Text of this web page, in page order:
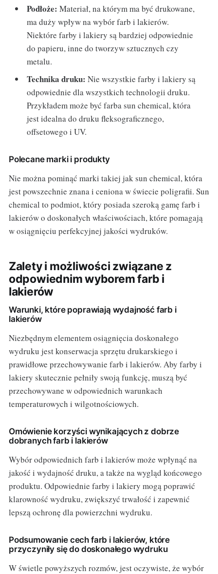
Podłoże: Materiał, na którym ma być drukowane,
ma duży wpływ na wybór farb i lakierów.
Niektóre farby i lakiery są bardziej odpowiednie
do papieru, inne do tworzyw sztucznych czy
metalu.
Technika druku: Nie wszystkie farby i lakiery są
odpowiednie dla wszystkich technologii druku.
Przykładem może być farba sun chemical, która
jest idealna do druku fleksograficznego,
offsetowego i UV.
Polecane marki i produkty
Nie można pominąć marki takiej jak sun chemical, która
jest powszechnie znana i ceniona w świecie poligrafii. Sun
chemical to podmiot, który posiada szeroką gamę farb i
lakierów o doskonałych właściwościach, które pomagają
w osiągnięciu perfekcyjnej jakości wydruków.
Zalety i możliwości związane z
odpowiednim wyborem farb i
lakierów
Warunki, które poprawiają wydajność farb i
lakierów
Niezbędnym elementem osiągnięcia doskonałego
wydruku jest konserwacja sprzętu drukarskiego i
prawidłowe przechowywanie farb i lakierów. Aby farby i
lakiery skutecznie pełniły swoją funkcję, muszą być
przechowywane w odpowiednich warunkach
temperaturowych i wilgotnościowych.
Omówienie korzyści wynikających z dobrze
dobranych farb i lakierów
Wybór odpowiednich farb i lakierów może wpłynąć na
jakość i wydajność druku, a także na wygląd końcowego
produktu. Odpowiednie farby i lakiery mogą poprawić
klarowność wydruku, zwiększyć trwałość i zapewnić
lepszą ochronę dla powierzchni wydruku.
Podsumowanie cech farb i lakierów, które
przyczyniły się do doskonałego wydruku
W świetle powyższych rozmów, jest oczywiste, że wybór